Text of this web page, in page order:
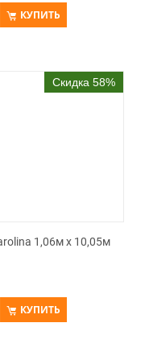
КУПИТЬ
Скидка 58%
1,06м х 10,05м
КУПИТЬ